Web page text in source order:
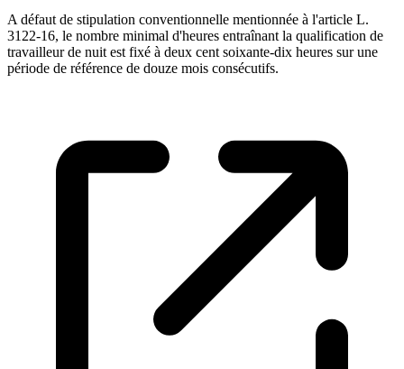
A défaut de stipulation conventionnelle mentionnée à l'article L.
3122-16, le nombre minimal d'heures entraînant la qualification de
travailleur de nuit est fixé à deux cent soixante-dix heures sur une
période de référence de douze mois consécutifs.